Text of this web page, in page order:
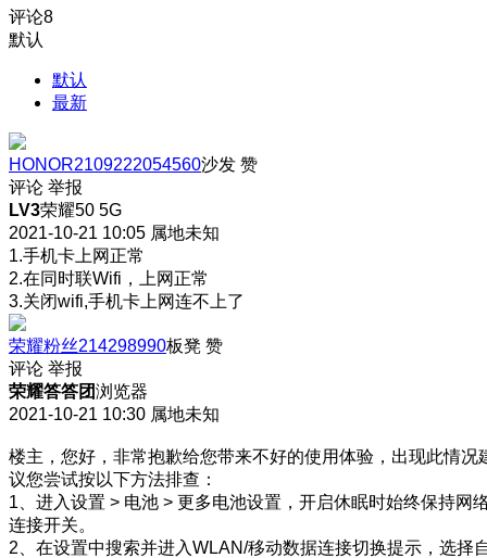
评论8
默认
默认
最新
HONOR2109222054560沙发 赞
评论 举报
LV3荣耀50 5G
2021-10-21 10:05 属地未知
1.手机卡上网正常
2.在同时联Wifi，上网正常
3.关闭wifi,手机卡上网连不上了
荣耀粉丝214298990板凳 赞
评论 举报
荣耀答答团浏览器
2021-10-21 10:30 属地未知
楼主，您好，非常抱歉给您带来不好的使用体验，出现此情况
议您尝试按以下方法排查：
1、进入设置 > 电池 > 更多电池设置，开启休眠时始终保持网
连接开关。
2、在设置中搜索并进入WLAN/移动数据连接切换提示，选择